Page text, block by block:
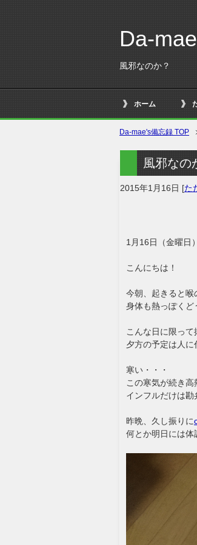
Da-
風邪なのか？
ホーム
Da-mae's備忘録 TOP
風邪なの
2015年1月16日 [た
1月16日（金曜日）
こんにちは！
今朝、起きると喉
身体も熱っぽくど
こんな日に限っ
夕方の予定は人に
寒い・・・
この寒気が続き
インフルだけは
昨晩、久し振りに
何とか明日には体